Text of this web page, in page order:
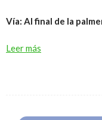
Vía: Al final de la
Leer más